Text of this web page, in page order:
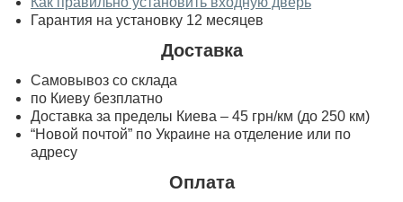
Гарантия на установку 12 месяцев
Доставка
Самовывоз со склада
по Киеву безплатно
Доставка за пределы Киева – 45 грн/км (до 250 км)
“Новой почтой” по Украине на отделение или по
адресу
Оплата